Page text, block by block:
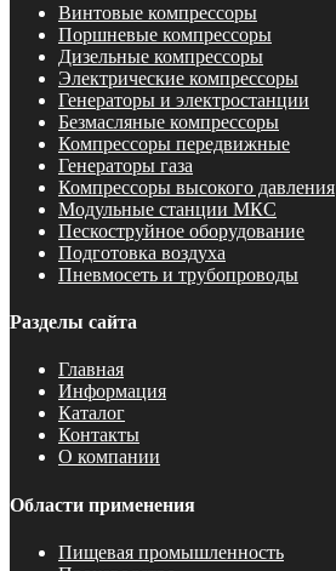
Винтовые компрессоры
Поршневые компрессоры
Дизельные компрессоры
Электрические компрессоры
Генераторы и электростанции
Безмасляные компрессоры
Компрессоры передвижные
Генераторы газа
Компрессоры высокого давления
Модульные станции МКС
Пескоструйное оборудование
Подготовка воздуха
Пневмосеть и трубопроводы
Разделы сайта
Главная
Информация
Каталог
Контакты
О компании
Области применения
Пищевая промышленность